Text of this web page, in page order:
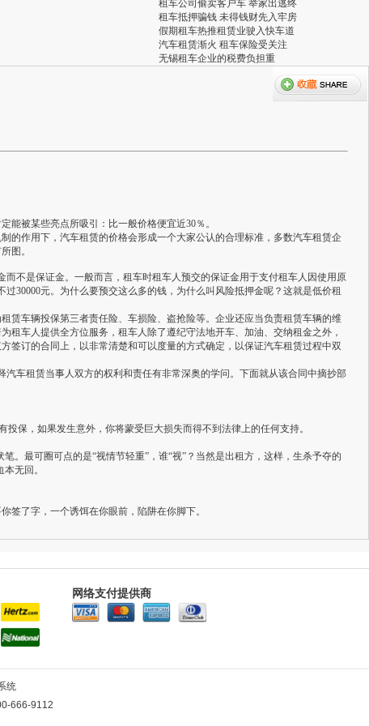
租车公司偷卖客户车 举家出逃终
租车抵押骗钱 未得钱财先入牢房
假期租车热推租赁业驶入快车道
汽车租赁渐火 租车保险受关注
无锡租车企业的税费负担重
被某些亮点所吸引：比一般价格便宜近30％。
作用下，汽车租赁的价格会形成一个大家公认的合理标准，多数汽车租赁企
有所图。
不是保证金。一般而言，租车时租车人预交的保证金用于支付租车人因使用原
30000元。为什么要预交这么多的钱，为什么叫风险抵押金呢？这就是低价租
车辆投保第三者责任险、车损险、盗抢险等。企业还应当负责租赁车辆的维
车人提供全方位服务，租车人除了遵纪守法地开车、加油、交纳租金之外，
签订的合同上，以非常清楚和可以度量的方式确定，以保证汽车租赁过程中双
车租赁当事人双方的权利和责任有非常深奥的学问。下面就从该合同中摘抄部
保，如果发生意外，你将蒙受巨大损失而得不到法律上的任何支持。
最可圈可点的是“视情节轻重”，谁“视”？当然是出租方，这样，生杀予夺的
无回。
了字，一个诱饵在你眼前，陷阱在你脚下。
网络支付提供商
统
666-9112